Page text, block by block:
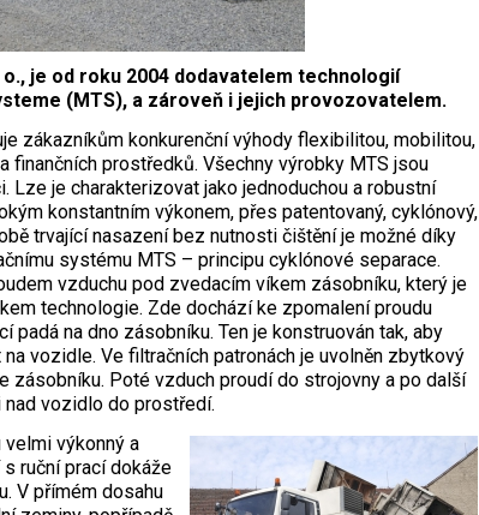
o., je od roku 2004 dodavatelem technologií
(MTS), a zároveň i jejich provozovatelem.
zákazníkům konkurenční výhody flexibilitou, mobilitou,
finančních prostředků. Všechny výrobky MTS jsou
Lze je charakterizovat jako jednoduchou a robustní
konstantním výkonem, přes patentovaný, cyklónový,
trvající nasazení bez nutnosti čištění je možné díky
systému MTS – principu cyklónové separace.
vzduchu pod zvedacím víkem zásobníku, který je
technologie. Zde dochází ke zpomalení proudu
padá na dno zásobníku. Ten je konstruován tak, aby
vozidle. Ve filtračních patronách je uvolněn zbytkový
zásobníku. Poté vzduch proudí do strojovny a po další
vozidlo do prostředí.
výkonný a
ruční prací dokáže
V přímém dosahu